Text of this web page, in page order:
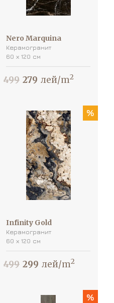
Nero Marquina
Керамогранит
60 х 120 см
499 279 лей/m2
%
Infinity Gold
Керамогранит
60 х 120 см
499 299 лей/m2
%